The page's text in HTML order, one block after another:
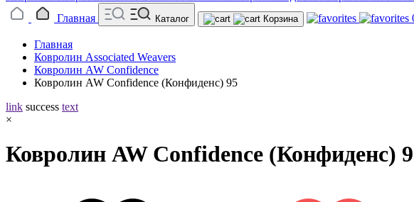
Главная
Каталог Корзина
Главная
Ковролин Associated Weavers
Ковролин AW Confidence
Ковролин AW Confidence (Конфиденс) 95
link success text
×
Ковролин AW Confidence (Конфиденс)